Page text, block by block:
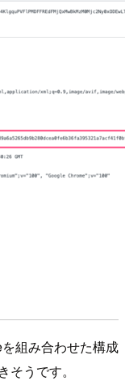
組み合わせた構成
うです。